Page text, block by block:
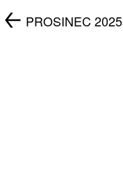
PROSINEC 2025